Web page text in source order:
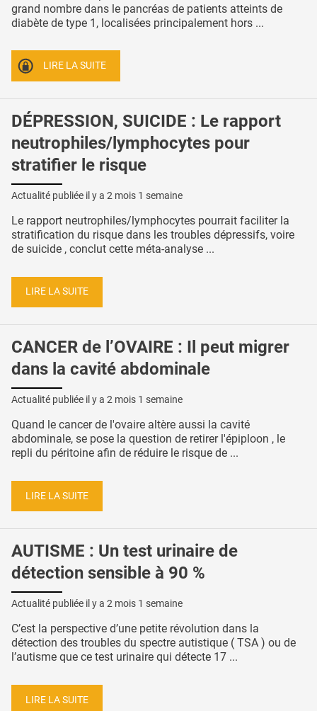
grand nombre dans le pancréas de patients atteints de
diabète de type 1, localisées principalement hors ...
LIRE LA SUITE
DÉPRESSION, SUICIDE : Le rapport
neutrophiles/lymphocytes pour
stratifier le risque
Actualité publiée il y a 2 mois 1 semaine
Le rapport neutrophiles/lymphocytes pourrait faciliter la
stratification du risque dans les troubles dépressifs, voire
de suicide , conclut cette méta-analyse ...
LIRE LA SUITE
CANCER de l’OVAIRE : Il peut migrer
dans la cavité abdominale
Actualité publiée il y a 2 mois 1 semaine
Quand le cancer de l'ovaire altère aussi la cavité
abdominale, se pose la question de retirer l'épiploon , le
repli du péritoine afin de réduire le risque de ...
LIRE LA SUITE
AUTISME : Un test urinaire de
détection sensible à 90 %
Actualité publiée il y a 2 mois 1 semaine
C’est la perspective d’une petite révolution dans la
détection des troubles du spectre autistique ( TSA ) ou de
l’autisme que ce test urinaire qui détecte 17 ...
LIRE LA SUITE